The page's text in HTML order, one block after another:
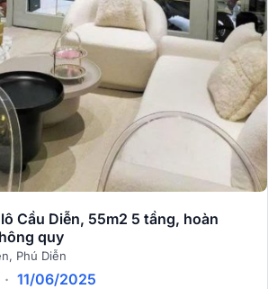
Cầu Diễn, 55m2 5 tầng, hoàn
quy
Phú Diễn
· 11/06/2025